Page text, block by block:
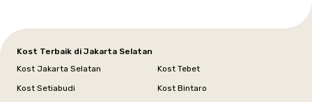
Kost Terbaik di Jakarta Selatan
Kost Jakarta Selatan
Kost Tebet
Kost Setiabudi
Kost Bintaro